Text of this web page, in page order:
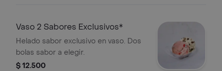
Vaso 2 Sabores Exclusivos*
Helado sabor exclusivo en vaso. Dos
bolas sabor a elegir.
$ 12.500